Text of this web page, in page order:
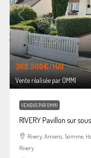
368.500€/HAI
Vente réalisée par OMMI
VENDUS PAR OMMI
RIVERY Pavillon sur
Rivery, Amiens, Somme,
Rivery